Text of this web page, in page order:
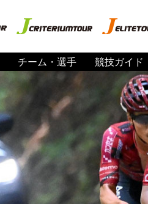
チーム・選手 競技ガイド